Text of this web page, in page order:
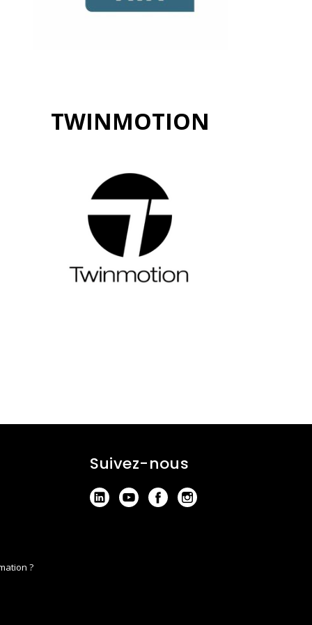
TWINMOTION
?
Suivez-nous